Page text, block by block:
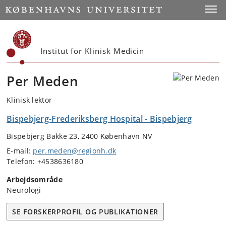
Start
Institut for Klinisk Medicin
Per Meden
Klinisk lektor
Bispebjerg-Frederiksberg Hospital - Bispebjerg
Bispebjerg Bakke 23, 2400 København NV
E-mail: per.meden@regionh.dk
Telefon: +4538636180
Arbejdsområde
Neurologi
SE FORSKERPROFIL OG PUBLIKATIONER